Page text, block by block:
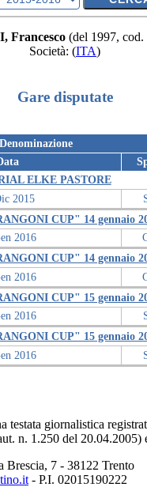
Francesco(del 1997, cod.
Società: (ITA)
Gare disputate
Denominazione
2015
ELKE PASTORE
2016
CUP" 14 gennaio
2016
CUP" 14 gennaio
2016
CUP" 15 gennaio
2016
CUP" 15 gennaio
testata giornalistica
n. 1.250 del 20.04.2005)
Brescia, 7 - 38122 Trento
- P.I. 02015190222